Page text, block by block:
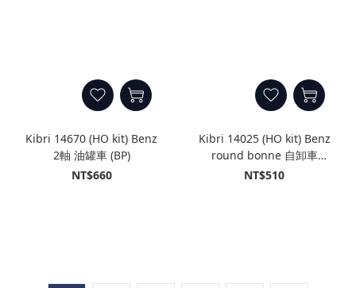
Kibri 14670 (HO kit) Benz
2軸 油罐車 (BP)
NT$660
Kibri 14025 (HO kit) Benz
round bonne 自卸車
t+MEILLER 半掛拖車
NT$510